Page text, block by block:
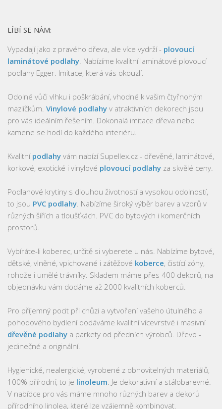
LÍBÍ SE NÁM:
Vypadají jako z pravého dřeva, ale více vydrží - plovoucí
laminátové podlahy . Nabízíme kvalitní laminátové plovoucí
podlahy Egger. Imitace, která vás okouzlí.
Odolné vůči vlhku i poškrábání, vhodné k vašim čtyřnohým
mazlíčkům. Vinylové podlahy v atraktivních dekorech jsou
pro vás ideálním řešením. Dokonalá imitace dřeva nebo
kamene se hodí do každého interiéru.
Kvalitní podlahy vám nabízí Supellex.cz - dřevěné, laminátové,
korkové, exotické i vinylové plovoucí podlahy za skvělé ceny.
Podlahové krytiny s dlouhou životností a vysokou odolností,
to jsou PVC podlahy . Nabízíme široký výběr barev a vzorů v
různých šířích a tloušťkách. PVC do bytových i komerčních
prostorů.
Vybíráte-li koberec, určitě si vyberete u nás. Nabízíme bytové,
dětské, vlněné, vpichované i zátěžové koberce, čistící zóny,
rohože i umělé trávníky. Skladem máme přes 400 dekorů, na
objednávku vám dodáme až 2000 kvalitních koberců.
Pro příjemný pocit při chůzi a vytvoření vašeho útulného a
pohodového bydlení dodáváme kvalitní vícevrstvé i masivní
dřevěné podlahy a parkety od předních výrobců. Dřevo -
jedinečné a originální.
Hygienické, nealergické, vyrobené z obnovitelných materiálů,
100% přírodní, to je linoleum . Je dekorativní a stálobarevné.
V nabídce pro vás máme mnoho různých barev a dekorů
přírodního linolea, které lze vzájemně kombinovat.